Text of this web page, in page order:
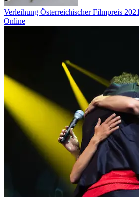
Verleihung Österreichischer Filmpreis 2021
Online